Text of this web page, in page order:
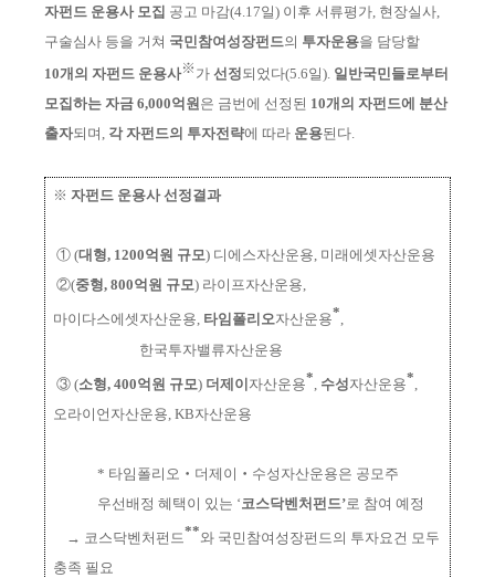
자펀드 운용사 모집 공고 마감(4.17일) 이후 서류평가, 현장실사,
구술심사 등을 거 쳐 국민참여성장펀드의 투자운용을 담당할
10개의 자펀드 운용사※ 가 선정되 었다(5.6일). 일반국민들로부터
모집하는 자금 6,000억원 은 금번에 선정된 10개의 자펀드에 분산
출자되며, 각 자펀드의 투자전략에 따라 운용된다.
※ 자펀드 운용사 선정결과
① (대형, 1200억원 규모) 디에스자산운용, 미래에셋자산운용
②(중형, 800억원 규모) 라이프자산운용,
마이다스에셋자산운용, 타임폴리오자산운용*,
한국투자밸류자산운용
③ (소형, 400억원 규모) 더제이 자산운용*, 수성자산운용*,
오라이언자산운용, KB자산운용
* 타임폴리오‧더제이‧수성자산운용은 공모주
우선배정 혜택이 있는 ‘코스닥벤처펀드’로 참여 예정
→ 코스닥벤처펀드**와 국민참여성장펀드의 투자요건 모두
충족 필요